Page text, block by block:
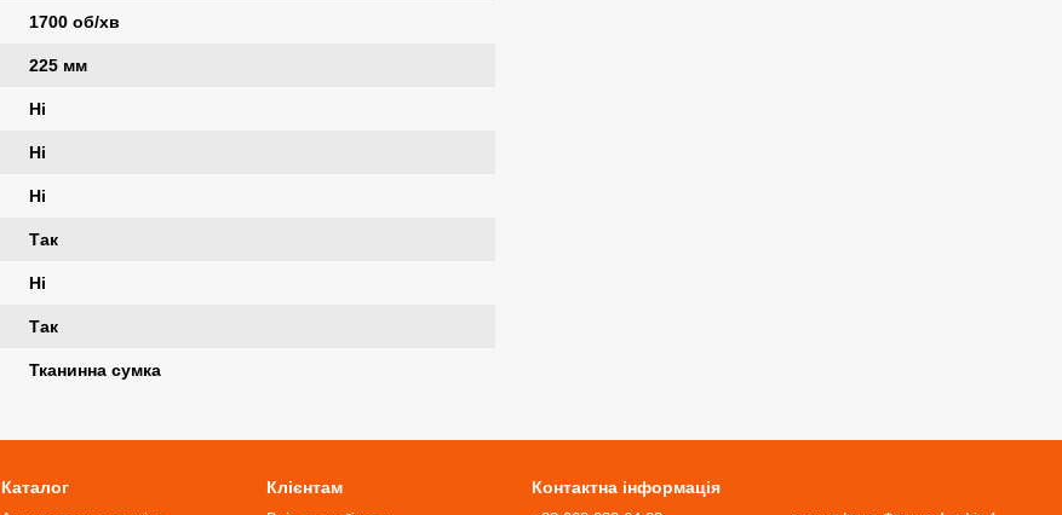
1700 об/хв
225 мм
Ні
Ні
Ні
Так
Ні
Так
Тканинна сумка
Каталог Клієнтам Контактна інформація